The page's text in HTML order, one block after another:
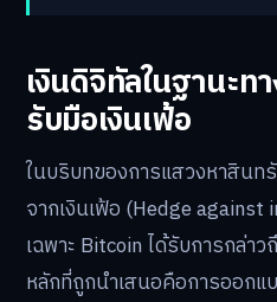
เงินดิจิทัลในฐานะท
รับมือเงินเฟ้อ
ในบริบทของการแสวงหาสินท
จากเงินเฟ้อ (Hedge against
เฉพาะ Bitcoin ได้รับการกล่า
หลักที่ถูกนำเสนอคือการออกแ